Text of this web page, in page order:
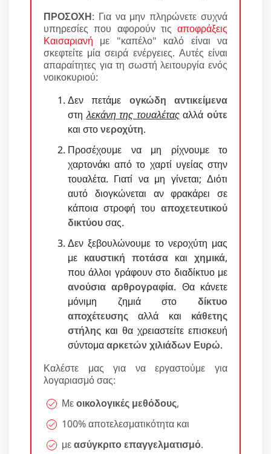
ΠΡΟΣΟΧΗ: Για να μην πληρώνετε συχνά
υπηρεσίες που αφορούν τις αποφράξεις
Καισαριανή με "καπέλο" καλό είναι να
σκεφτείτε μία σειρά ενέργειες. Αυτές είναι
απαραίτητες για τη σωστή λειτουργία ενός
νοικοκυριού:
Δεν πετάμε ογκώδη αντικείμενα
στηλεκάνη της τουαλέταςαλλάούτε
και στονεροχύτη.
Προσέχουμε να μη ρίχνουμε το
χαρτονάκι από το χαρτί υγείας στην
τουαλέτα. Γιατί να μη γίνεται; Διότι
αυτό διογκώνεται αν φρακάρει σε
κάποια στροφή του αποχετευτικού
δικτύουσας.
Δεν ξεβουλώνουμε το νεροχύτη μας
με καυστική ποτάσα και χημικά,
που άλλοι γράφουν στο διαδίκτυο με
ανούσια αρθρογραφία. Θα κάνετε
μόνιμη ζημιά στο δίκτυο
αποχέτευσης αλλά και κάθετης
στήλης και θα χρειαστείτε επισκευή
σύντομααρκετών χιλιάδων Ευρώ.
Καλέστε μας για να εργαστούμε για
λογαριασμό σας:
Μεοικολογικές μεθόδους,
100% αποτελεσματικότητα και
μεασύγκριτο επαγγελματισμό.